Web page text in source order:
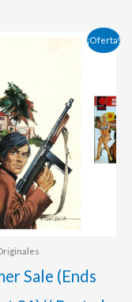
¡Oferta!
Sale (Ends
era:
850,00 €.
El
precio
825,00 €.